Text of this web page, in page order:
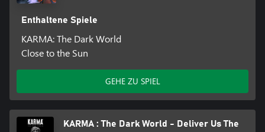
Enthaltene Spiele
KARMA: The Dark World
Close to the Sun
GEHE ZU SPIEL
KARMA : The Dark World - Deliver Us The